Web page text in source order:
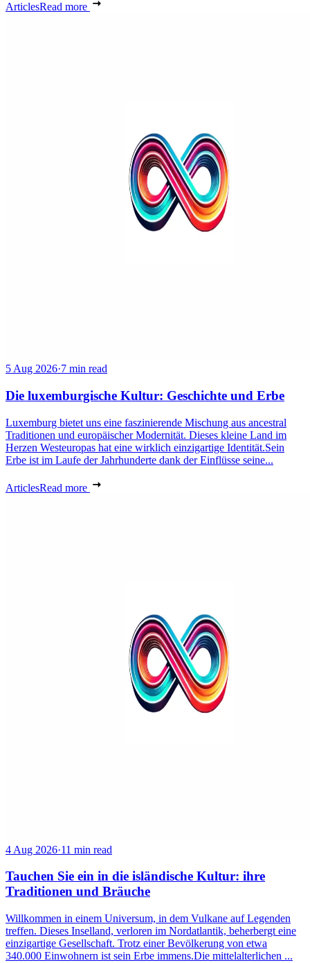
ArticlesRead more
5 Aug 2026·7 min read
Die luxemburgische Kultur: Geschichte und Erbe
Luxemburg bietet uns eine faszinierende Mischung aus ancestral
Traditionen und europäischer Modernität. Dieses kleine Land im
Herzen Westeuropas hat eine wirklich einzigartige Identität.Sein
Erbe ist im Laufe der Jahrhunderte dank der Einflüsse seine...
ArticlesRead more
4 Aug 2026·11 min read
Tauchen Sie ein in die isländische Kultur: ihre
Traditionen und Bräuche
Willkommen in einem Universum, in dem Vulkane auf Legenden
treffen. Dieses Inselland, verloren im Nordatlantik, beherbergt eine
einzigartige Gesellschaft. Trotz einer Bevölkerung von etwa
340.000 Einwohnern ist sein Erbe immens.Die mittelalterlichen ...